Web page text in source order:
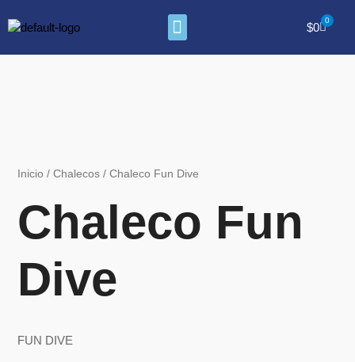
Menu $0Cart
Inicio /Chalecos / Chaleco Fun Dive
Chaleco Fun
Dive
FUN DIVE